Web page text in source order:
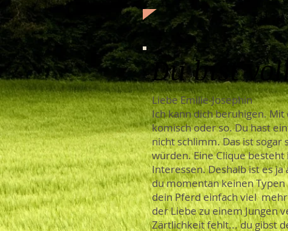
Du bist
Liebe Emilie-Josephin
Ich kann dich beruhigen.
komisch oder so. Du hast
nicht schlimm. Das ist sogar
würden. Eine Clique
Interessen. Deshalb ist es
du momentan keinen
dein Pferd einfach viel mehr
der Liebe zu einem Jungen
Zärtlichkeit fehlt... du gibst